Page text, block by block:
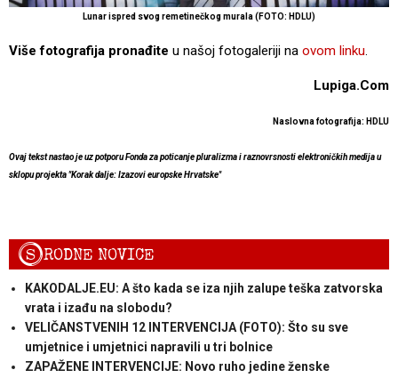
Lunar ispred svog remetinečkog murala (FOTO: HDLU)
Više fotografija pronađite u našoj fotogaleriji na ovom linku.
Lupiga.Com
Naslovna fotografija: HDLU
Ovaj tekst nastao je uz potporu Fonda za poticanje pluralizma i raznovrsnosti elektroničkih medija u
sklopu projekta "Korak dalje: Izazovi europske Hrvatske"
SRODNE NOVICE
KAKODALJE.EU: A što kada se iza njih zalupe teška zatvorska
vrata i izađu na slobodu?
VELIČANSTVENIH 12 INTERVENCIJA (FOTO): Što su sve
umjetnice i umjetnici napravili u tri bolnice
ZAPAŽENE INTERVENCIJE: Novo ruho jedine ženske